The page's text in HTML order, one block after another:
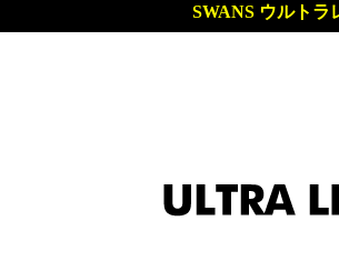
SWANS ウルト